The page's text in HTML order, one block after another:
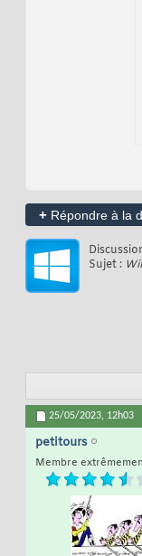
+ Répondre à la
Sujet :
25/05/2023, 12h03
petitours
Membre